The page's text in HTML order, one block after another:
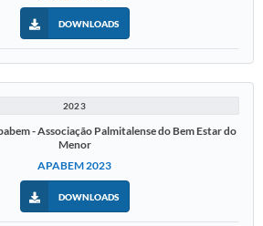
DOWNLOADS
2023
- Associação Palmitalense do Bem Estar do
Menor
APABEM 2023
DOWNLOADS